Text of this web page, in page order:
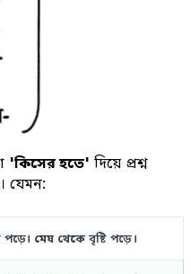
'কিসের হতে' দিয়ে প্রশ্ন
যেমন:
পড়ে। মেঘ থেকে বৃষ্টি পড়ে।